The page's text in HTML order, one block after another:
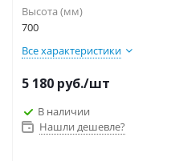
Высота (мм)
700
Все характеристики
5 180 руб./шт
В наличии
Нашли дешевле?